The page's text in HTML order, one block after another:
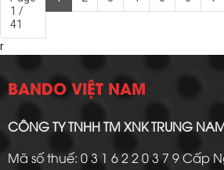
1 /
41
r
BANDO VIỆT NAM
CÔNG TY TNHH TM XNK TRUNG
Mã số thuế: 0 3 1 6 2 2 0 3 7 9 Cấp